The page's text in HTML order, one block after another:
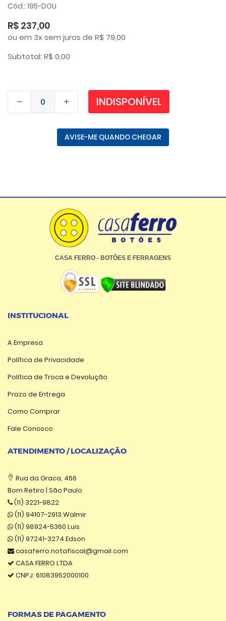
Cód.: 195-DOU
R$ 237,00
ou em 3x sem juros de R$ 79,00
Subtotal: R$ 0,00
INDISPONÍVEL
AVISE-ME QUANDO CHEGAR
CASA FERRO - BOTÕES E FERRAGENS
INSTITUCIONAL
A Empresa
Política de Privacidade
Política de Troca e Devolução
Prazo de Entrega
Como Comprar
Fale Conosco
ATENDIMENTO / LOCALIZAÇÃO
Rua da Graca, 466
Bom Retiro | São Paulo
(11) 3221-9822
(11) 94107-2913 Walmir
(11) 98924-5360 Luis
(11) 97241-3274 Edson
casaferro.notafiscal@gmail.com
CASA FERRO LTDA
CNPJ: 61083952000100
FORMAS DE PAGAMENTO